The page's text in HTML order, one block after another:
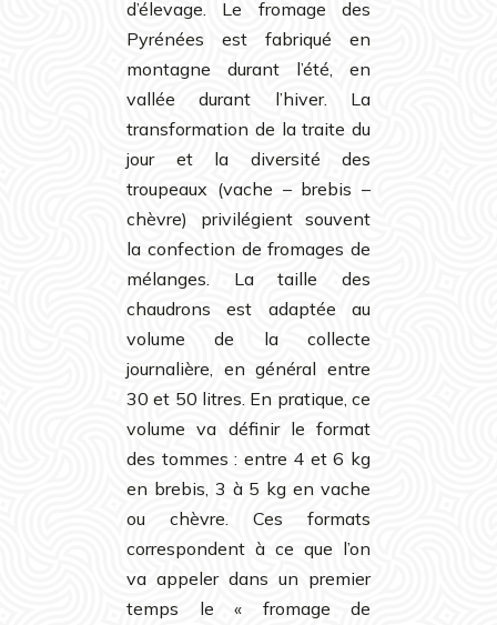
d’élevage. Le fromage des
Pyrénées est fabriqué en
montagne durant l’été, en
vallée durant l’hiver. La
transformation de la traite du
jour et la diversité des
troupeaux (vache – brebis –
chèvre) privilégient souvent
la confection de fromages de
mélanges. La taille des
chaudrons est adaptée au
volume de la collecte
journalière, en général entre
30 et 50 litres. En pratique, ce
volume va définir le format
des tommes : entre 4 et 6 kg
en brebis, 3 à 5 kg en vache
ou chèvre. Ces formats
correspondent à ce que l’on
va appeler dans un premier
temps le « fromage de